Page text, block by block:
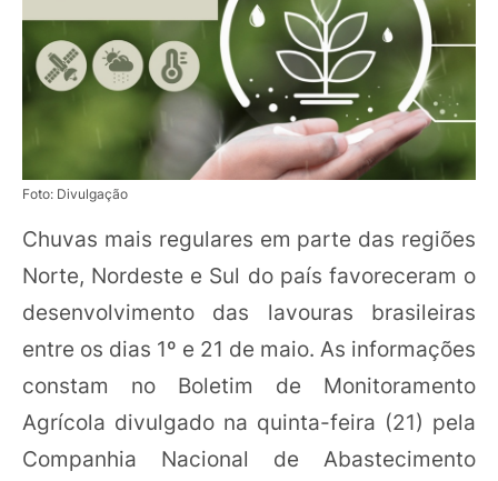
Foto: Divulgação
Chuvas mais regulares em parte das regiões
Norte, Nordeste e Sul do país favoreceram o
desenvolvimento das lavouras brasileiras
entre os dias 1º e 21 de maio. As informações
constam no Boletim de Monitoramento
Agrícola divulgado na quinta-feira (21) pela
Companhia Nacional de Abastecimento